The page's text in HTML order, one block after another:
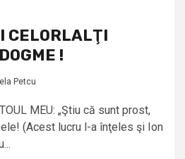
CELORLALŢI
!
Petcu
MEU: „Ştiu că sunt prost,
(Acest lucru l-a înţeles şi Ion